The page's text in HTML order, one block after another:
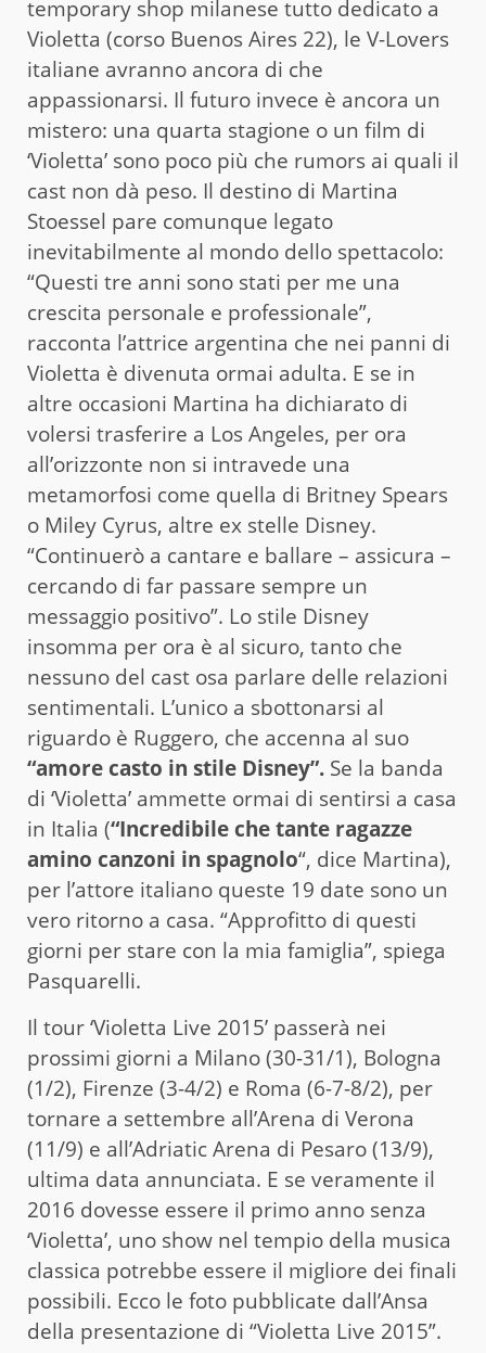
temporary shop milanese tutto dedicato a
Violetta (corso Buenos Aires 22), le V-Lovers
italiane avranno ancora di che
appassionarsi. Il futuro invece è ancora un
mistero: una quarta stagione o un film di
‘Violetta’ sono poco più che rumors ai quali il
cast non dà peso. Il destino di Martina
Stoessel pare comunque legato
inevitabilmente al mondo dello spettacolo:
“Questi tre anni sono stati per me una
crescita personale e professionale”,
racconta l’attrice argentina che nei panni di
Violetta è divenuta ormai adulta. E se in
altre occasioni Martina ha dichiarato di
volersi trasferire a Los Angeles, per ora
all’orizzonte non si intravede una
metamorfosi come quella di Britney Spears
o Miley Cyrus, altre ex stelle Disney.
“Continuerò a cantare e ballare – assicura –
cercando di far passare sempre un
messaggio positivo”. Lo stile Disney
insomma per ora è al sicuro, tanto che
nessuno del cast osa parlare delle relazioni
sentimentali. L’unico a sbottonarsi al
riguardo è Ruggero, che accenna al suo
“amore casto in stile Disney”. Se la banda
di ‘Violetta’ ammette ormai di sentirsi a casa
in Italia (“Incredibile che tante ragazze
amino canzoni in spagnolo“, dice Martina),
per l’attore italiano queste 19 date sono un
vero ritorno a casa. “Approfitto di questi
giorni per stare con la mia famiglia”, spiega
Pasquarelli.
Il tour ‘Violetta Live 2015’ passerà nei
prossimi giorni a Milano (30-31/1), Bologna
(1/2), Firenze (3-4/2) e Roma (6-7-8/2), per
tornare a settembre all’Arena di Verona
(11/9) e all’Adriatic Arena di Pesaro (13/9),
ultima data annunciata. E se veramente il
2016 dovesse essere il primo anno senza
‘Violetta’, uno show nel tempio della musica
classica potrebbe essere il migliore dei finali
possibili. Ecco le foto pubblicate dall’Ansa
della presentazione di “Violetta Live 2015”.